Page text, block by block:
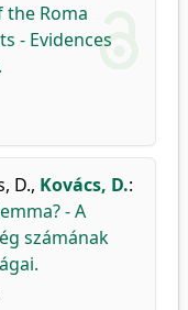
the Roma
- Evidences
D., Kovács, D.:
- A
számának